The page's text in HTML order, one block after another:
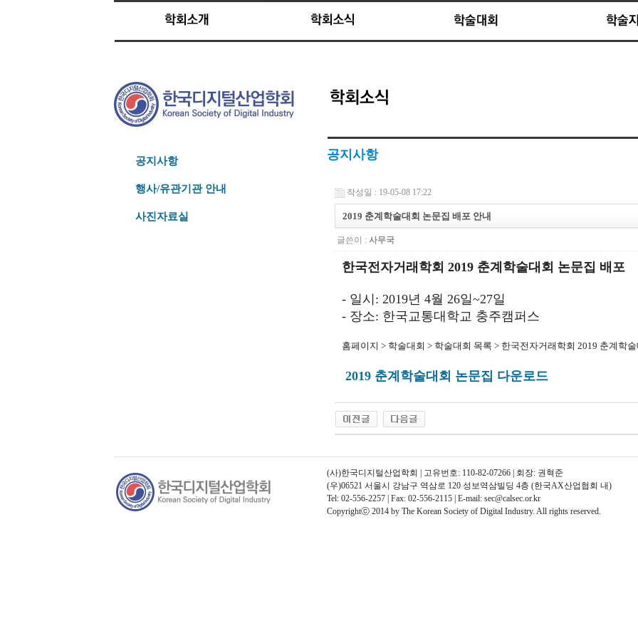
공지사항
행사/유관기관 안내
사진자료실
공지사항
작성일 : 19-05-08 17:22
2019 춘계학술대회 논문집 배포 안내
글쓴이 : 사무국
한국전자거래학회 2019 춘계학술대회 논문집 배포
- 일시: 2019년 4월 26일~27일
- 장소: 한국교통대학교 충주캠퍼스
홈페이지 > 학술대회 > 학술대회 목록 > 한국전자거래학회 2019 춘계학
2019 춘계학술대회 논문집 다운로드
(사)한국디지털산업학회 | 고유번호: 110-82-07266 | 회장: 권혁준
(우)06521 서울시 강남구 역삼로 120 성보역삼빌딩 4층 (한국AX산업협회 내)
Tel: 02-556-2257 | Fax: 02-556-2115 | E-mail: sec@calsec.or.kr
Copyrightⓒ 2014 by The Korean Society of Digital Industry. All rights reserved.